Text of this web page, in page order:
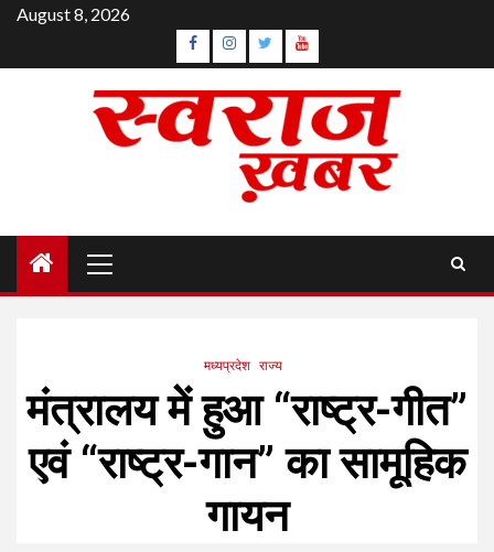
Skip
content
August 8, 2026
Facebook
Instagram
TwitterYouTube
Menu
मध्यप्रदेश राज्य
मंत्रालय में हुआ “राष्ट्र-गीत”
एवं “राष्ट्र-गान” का सामूहिक
गायन